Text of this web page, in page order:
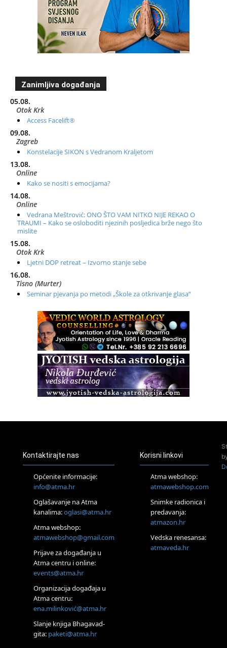
Zanimljiva događanja
05.08.
Otok Krk
Access Facelift®
09.08.
Zagreb
Konstelacije SIKON s Vedranom Kraljetom
13.08.
Online
Kako se nositi s emocijama?
14.08.
Online
Vedrana Meštrović: ONO ŠTO VAM NITKO NIJE REKAO O
TRAUMI – Kako se osloboditi njezinih posljedica brže nego što
mislite
15.08.
Otok Krk
Ljetni DOP retreat – Izvorno stanje sebe
16.08.
Tisno (Murter)
Seminar pjevanja po metodi „Škole za otkrivanje glasa“
Radionica: Pomagači iz drugih dimenzija Online – otvoreno za
Zagreb+Online
Osnovni ThetaHealing® tečaj, Zagreb i Online
Access BARS®, otpusti stres
Pjesma srca / Zagreb
Tečaj Višeg Vodstva, razvijanja intuicije i Akaša zapisa
Online
Postanite Nositelj Vibracije Nove Zemlje
Visoko
Alemka Dauskardt – Jednodnevna radionica sistemskih
konstelacija
Zagreb
HOD PO ŽERAVICI – Seminar koji mijenja tijelo, duh i um
SoulFest – Festival glazbe, mudrosti i zajedništva
Zagreb
Access BARS® edukacija otpusti stres
Kontaktirajte nas
Općenite informacije:
info@atma.hr
Oglašavanje na Atma
kanalima:oglasi@atma.hr
Atma webshop:
atmawebshop@gmail.com
Prijave za događanja u
Atma centru i online:
events@atma.hr
Organizacija događaja u
Atma centru:
ena.milinković@atma.hr
Slanje knjiga Bhagavad-
gita: paketi@atma.hr
Korisni linkovi
Atma webshop:
atmawebshop.com
Snimke radionica i
predavanja:
atmazon.hr
Vedska renesansa:
atmaveda.hr